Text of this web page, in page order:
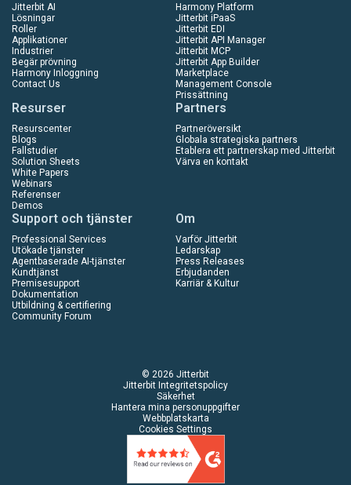
Jitterbit AI
Lösningar
Roller
Applikationer
Industrier
Begär prövning
Harmony Inloggning
Contact Us
Harmony Platform
Jitterbit iPaaS
Jitterbit EDI
Jitterbit API Manager
Jitterbit MCP
Jitterbit App Builder
Marketplace
Management Console
Prissättning
Resurser
Resurscenter
Blogs
Fallstudier
Solution Sheets
White Papers
Webinars
Referenser
Demos
Partners
Partneröversikt
Globala strategiska partners
Etablera ett partnerskap med Jitterbit
Värva en kontakt
Support och tjänster
Professional Services
Utökade tjänster
Agentbaserade AI-tjänster
Kundtjänst
Premisesupport
Dokumentation
Utbildning & certifiering
Community Forum
Om
Varför Jitterbit
Ledarskap
Press Releases
Erbjudanden
Karriär & Kultur
© 2026 Jitterbit
Jitterbit Integritetspolicy
Säkerhet
Hantera mina personuppgifter
Webbplatskarta
Cookies Settings